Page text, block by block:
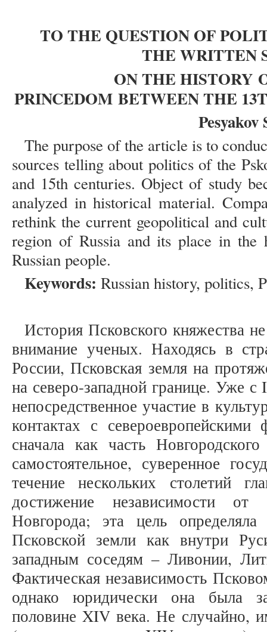
TO THE QUESTION OF
THE WRITTEN
ON THE HISTORY
PRINCEDOM BETWEEN THE
Pesyakov
The purpose of the article is to
sources telling about politics of the
and 15th centuries. Object of study
analyzed in historical material.
rethink the current geopolitical and
region of Russia and its place in
Russian people.
Keywords: Russian history, politics,
История Псковского княжества
внимание ученых. Находясь в
России, Псковская земля на
на северо-западной границе. Уже
непосредственное участие в
контактах с североевропейскими
сначала как часть
самостоятельное, суверенное
течение нескольких столетий
достижение независимости от
Новгорода; эта цель
Псковской земли как внутри
западным соседям – Ливонии,
Фактическая независимость
однако юридически она была
половине XIV века. Не случайно,